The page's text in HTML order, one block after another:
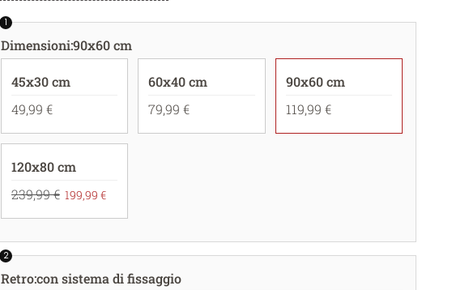
1
Dimensioni:90x60 cm
45x30 cm
49,99 €
60x40 cm
79,99 €
90x60 cm
119,99 €
120x80 cm
239,99 € 199,99 €
2
Retro:con sistema di fissaggio